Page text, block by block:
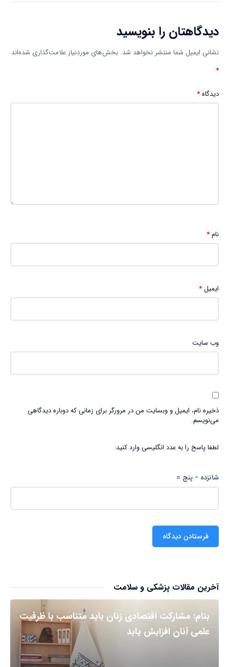
دیدگاهتان را بنویسید
نشانی ایمیل شما منتشر نخواهد شد. بخش‌های موردنیاز علامت‌گذاری شده‌اند
*
دیدگاه*
نام*
ایمیل*
وب‌ سایت
ذخیره نام، ایمیل و وبسایت من در مرورگر برای زمانی که دوباره دیدگاهی
می‌نویسم.
لطفا پاسخ را به عدد انگلیسی وارد کنید:
شانزده − پنج =
آخرین مقالات پزشکی و سلامت
بنام: مشارکت اقتصادی زنان باید متناسب با ظرفیت
علمی آنان افزایش یابد